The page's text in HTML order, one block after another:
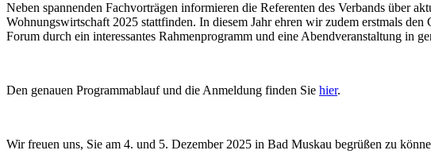
Neben spannenden Fachvorträgen informieren die Referenten des Verbands über
Wohnungswirtschaft 2025 stattfinden. In diesem Jahr ehren wir zudem erstmals
Forum durch ein interessantes Rahmenprogramm und eine Abendveranstaltung in
Den genauen Programmablauf und die Anmeldung finden Sie hier.
Wir freuen uns, Sie am 4. und 5. Dezember 2025 in Bad Muskau begrüßen zu